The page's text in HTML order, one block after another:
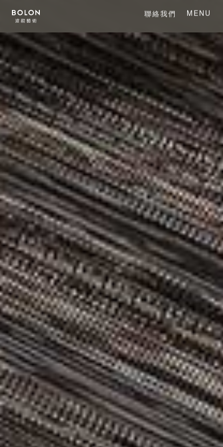
聯絡我們 MENU
關於 BOLON
關於波龍藝術
系列產品
項目案例
最新消息
安裝
維護
FAQ
下載中心
永續發展
環境影響